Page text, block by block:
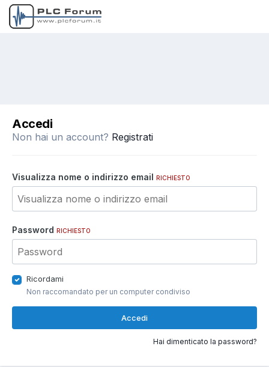
Accedi
Non hai un account? Registrati
Visualizza nome o indirizzo email RICHIESTO
Password RICHIESTO
Ricordami
Non raccomandato per un computer condiviso
Accedi
Hai dimenticato la password?